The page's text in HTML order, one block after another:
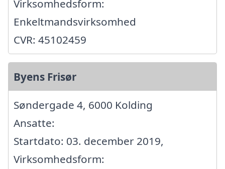
Virksomhedsform:
Enkeltmandsvirksomhed
CVR: 45102459
Byens Frisør
Søndergade 4, 6000 Kolding
Ansatte:
Startdato: 03. december 2019,
Virksomhedsform: